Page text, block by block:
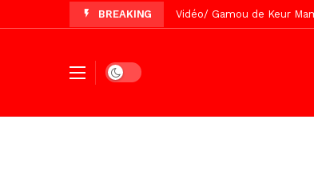
BREAKING Vidéo/ Préparation
Vidéo/ Contre la violence
Un commissariat
Vidéo/Célébration de
Dark mode